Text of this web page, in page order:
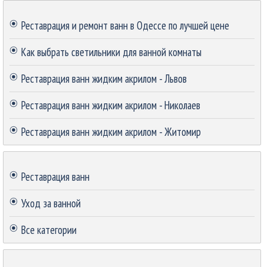
Реставрация и ремонт ванн в Одессе по лучшей цене
Как выбрать светильники для ванной комнаты
Реставрация ванн жидким акрилом - Львов
Реставрация ванн жидким акрилом - Николаев
Реставрация ванн жидким акрилом - Житомир
Реставрация ванн
Уход за ванной
Все категории